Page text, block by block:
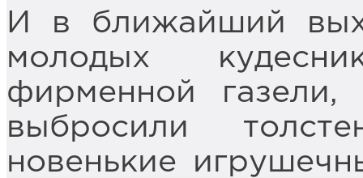
И в ближайший
молодых
фирменной
выбросили
новенькие